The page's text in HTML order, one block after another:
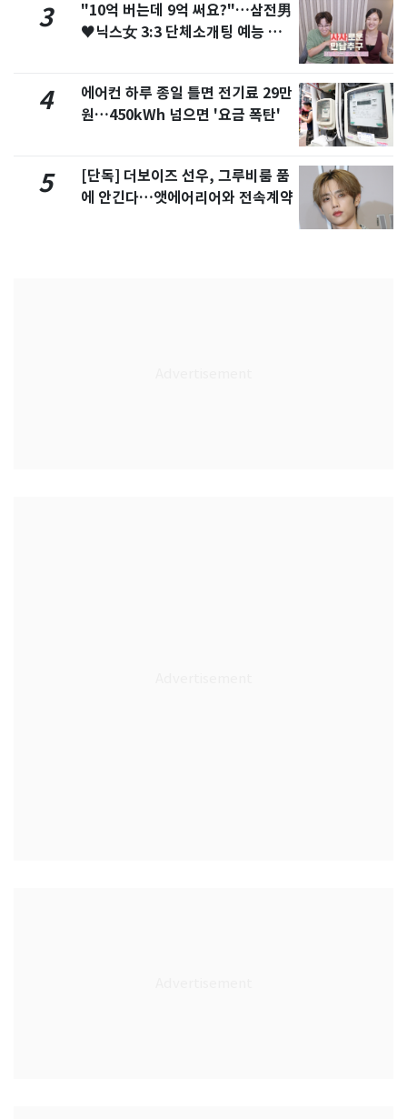
3
"10억 버는데 9억 써요?"…삼전男
♥닉스女 3:3 단체소개팅 예능 화
4
에어컨 하루 종일 틀면 전기료 29만
원…450kWh 넘으면 '요금 폭탄'
5
[단독] 더보이즈 선우, 그루비룸 품
에 안긴다…앳에어리어와 전속계약